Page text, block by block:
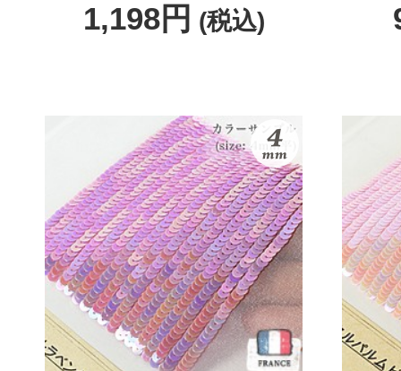
1,198円 (税込)